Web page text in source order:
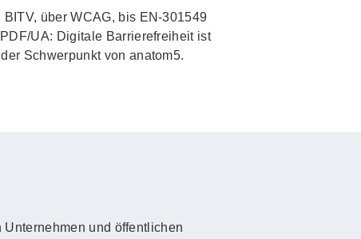
BITV, über WCAG, bis EN-301549
UA: Digitale Barrierefreiheit ist
der Schwerpunkt von anatom5.
und öffentlichen